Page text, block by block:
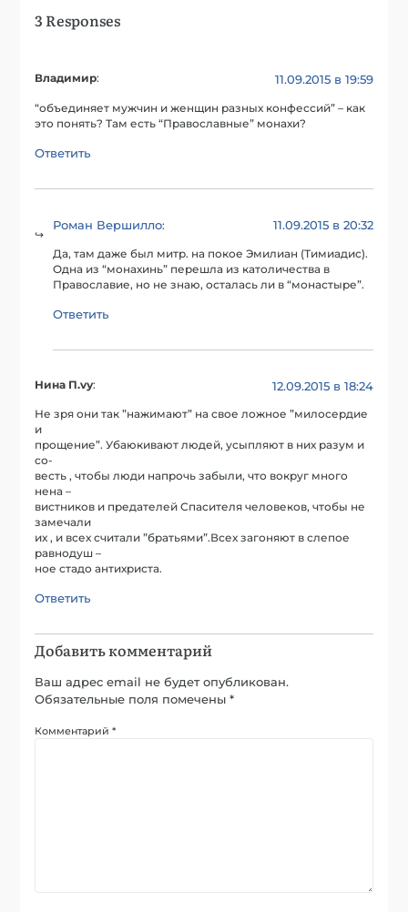
3 Responses
Владимир: 11.09.2015 в 19:59
“объединяет мужчин и женщин разных конфессий” – как
это понять? Там есть “Православные” монахи?
Ответить
Роман Вершилло: 11.09.2015 в 20:32
Да, там даже был митр. на покое Эмилиан (Тимиадис).
Одна из “монахинь” перешла из католичества в
Православие, но не знаю, осталась ли в “монастыре”.
Ответить
Нина П.vу: 12.09.2015 в 18:24
Не зря они так ”нажимают” на свое ложное ”милосердие
и
прощение”. Убаюкивают людей, усыпляют в них разум и
со-
весть , чтобы люди напрочь забыли, что вокруг много
нена –
вистников и предателей Спасителя человеков, чтобы не
замечали
их , и всех считали ”братьями”.Всех загоняют в слепое
равнодуш –
ное стадо антихриста.
Ответить
Добавить комментарий
Ваш адрес email не будет опубликован.
Обязательные поля помечены*
Комментарий*